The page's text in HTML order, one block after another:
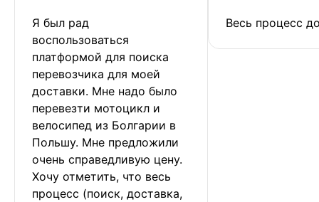
Я был рад
воспользоваться
платформой для поиска
перевозчика для моей
доставки. Мне надо было
перевезти мотоцикл и
велосипед из Болгарии в
Польшу. Мне предложили
очень справедливую цену.
Хочу отметить, что весь
процесс (поиск, доставка,
Весь процесс